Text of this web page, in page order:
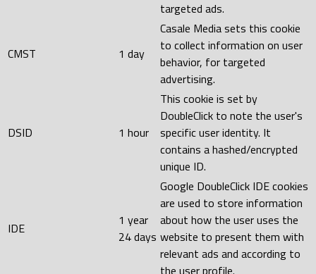
targeted ads.
CMST 1 day
Casale Media sets this cookie
to collect information on user
behavior, for targeted
advertising.
DSID 1 hour
This cookie is set by
DoubleClick to note the user's
specific user identity. It
contains a hashed/encrypted
unique ID.
IDE
1 year
24 days
Google DoubleClick IDE cookies
are used to store information
about how the user uses the
website to present them with
relevant ads and according to